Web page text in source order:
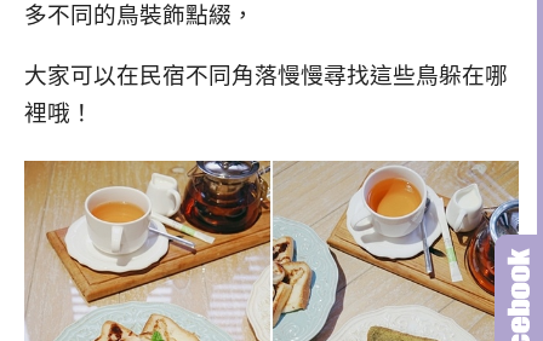
多不同的鳥裝飾點綴，
大家可以在民宿不同角落慢慢尋找這些鳥躲在哪
裡哦！